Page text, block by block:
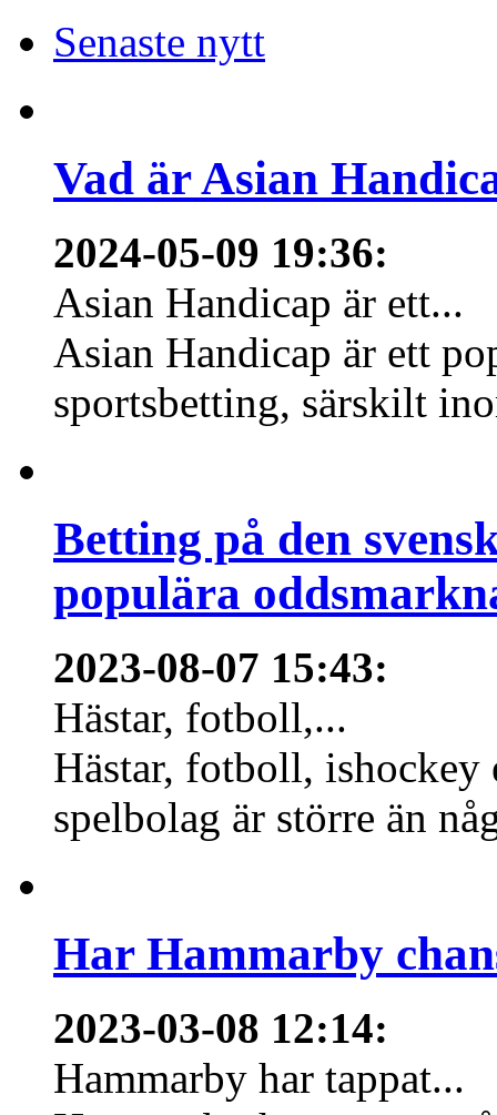
Senaste nytt
Vad är Asian
2024-05-09 19:36:
Asian Handicap är ett...
Asian Handicap är ett
sportsbetting, särskilt
Betting på den
populära
2023-08-07 15:43:
Hästar, fotboll,...
Hästar, fotboll,
spelbolag är större än
Har Hammarby
2023-03-08 12:14:
Hammarby har tappat...